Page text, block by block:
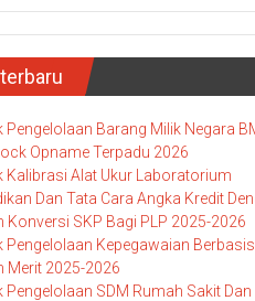
Pengelolaan Barang Milik Negara
Opname Terpadu 2026
Kalibrasi Alat Ukur Laboratorium
Dan Tata Cara Angka Kredit
Konversi SKP Bagi PLP 2025-2026
Pengelolaan Kepegawaian Berbasis
Merit 2025-2026
Pengelolaan SDM Rumah Sakit Dan